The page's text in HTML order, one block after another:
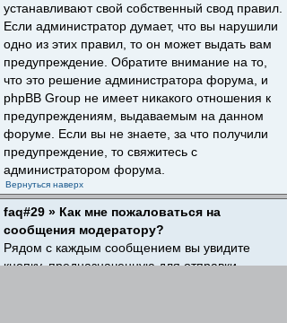
устанавливают свой собственный свод правил.
Если администратор думает, что вы нарушили
одно из этих правил, то он может выдать вам
предупреждение. Обратите внимание на то,
что это решение администратора форума, и
phpBB Group не имеет никакого отношения к
предупреждениям, выдаваемым на данном
форуме. Если вы не знаете, за что получили
предупреждение, то свяжитесь с
администратором форума.
Вернуться наверх
faq#29 » Как мне пожаловаться на
сообщения модератору?
Рядом с каждым сообщением вы увидите
кнопку, предназначенную для отправки